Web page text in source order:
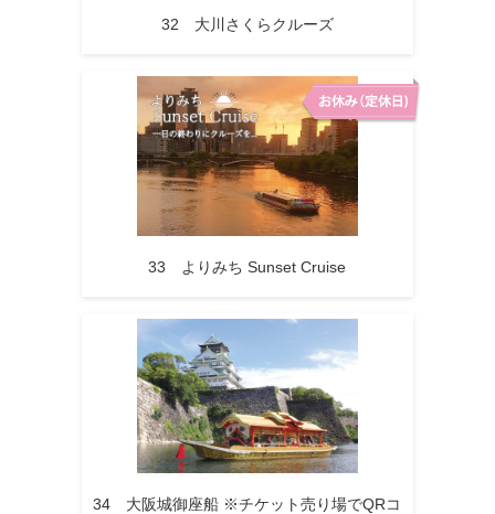
32 大川さくらクルーズ
33 よりみち Sunset Cruise
34 大阪城御座船 ※チケット売り場でQRコ